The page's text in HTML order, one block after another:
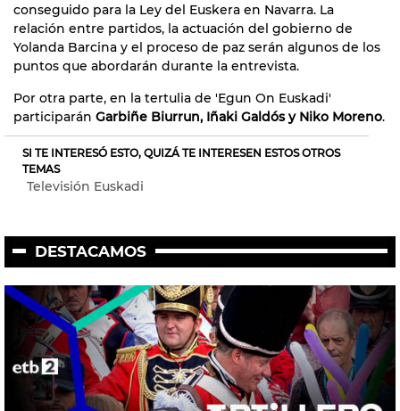
conseguido para la Ley del Euskera en Navarra. La
relación entre partidos, la actuación del gobierno de
Yolanda Barcina y el proceso de paz serán algunos de los
puntos que abordarán durante la entrevista.
Por otra parte, en la tertulia de 'Egun On Euskadi'
participarán Garbiñe Biurrun, Iñaki Galdós y Niko Moreno.
SI TE INTERESÓ ESTO, QUIZÁ TE INTERESEN ESTOS OTROS
TEMAS
Televisión Euskadi
DESTACAMOS